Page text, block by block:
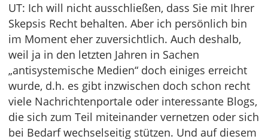
UT: Ich will nicht ausschließen, dass Sie mit Ihrer
Skepsis Recht behalten. Aber ich persönlich bin
im Moment eher zuversichtlich. Auch deshalb,
weil ja in den letzten Jahren in Sachen
„antisystemische Medien“ doch einiges erreicht
wurde, d.h. es gibt inzwischen doch schon recht
viele Nachrichtenportale oder interessante Blogs,
die sich zum Teil miteinander vernetzen oder sich
bei Bedarf wechselseitig stützen. Und auf diesem